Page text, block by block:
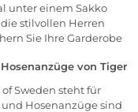
unter einem Sakko
stilvollen Herren
Sie Ihre Garderobe
von Tiger
Sweden steht für
und Hosenanzügesind